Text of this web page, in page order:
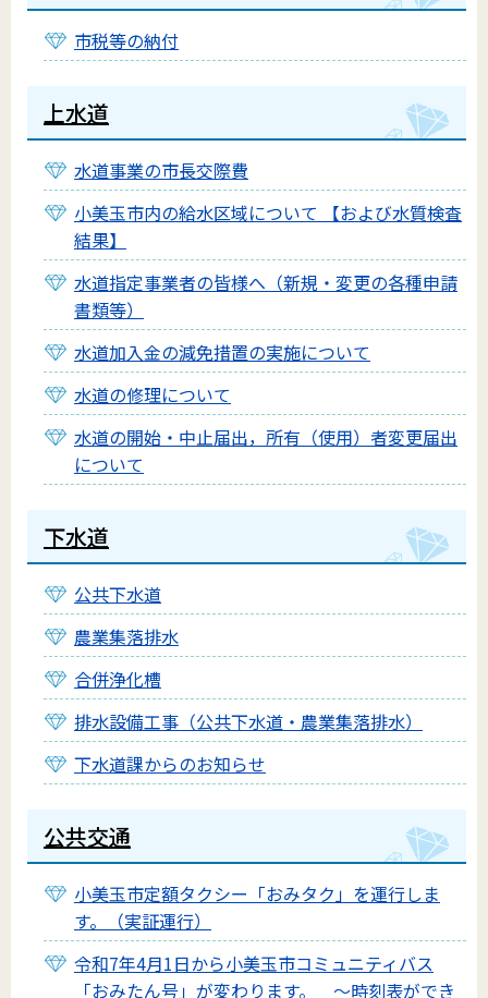
市税等の納付
上水道
水道事業の市長交際費
小美玉市内の給水区域について 【および水質検査
結果】
水道指定事業者の皆様へ（新規・変更の各種申請
書類等）
水道加入金の減免措置の実施について
水道の修理について
水道の開始・中止届出，所有（使用）者変更届出
について
下水道
公共下水道
農業集落排水
合併浄化槽
排水設備工事（公共下水道・農業集落排水）
下水道課からのお知らせ
公共交通
小美玉市定額タクシー「おみタク」を運行しま
す。（実証運行）
令和7年4月1日から小美玉市コミュニティバス
「おみたん号」が変わります。 ～時刻表ができ